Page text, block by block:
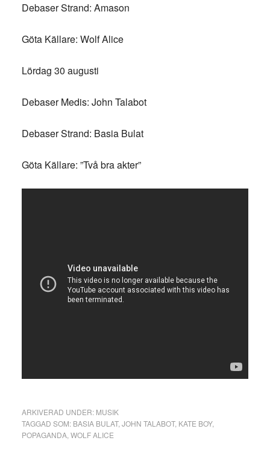
Debaser Strand: Amason
Göta Källare: Wolf Alice
Lördag 30 augusti
Debaser Medis: John Talabot
Debaser Strand: Basia Bulat
Göta Källare: ”Två bra akter”
ARKIVERAD UNDER: MUSIK
TAGGAD SOM: BASIA BULAT, JOHN TALABOT, KATE BOY,
POPAGANDA, WOLF ALICE